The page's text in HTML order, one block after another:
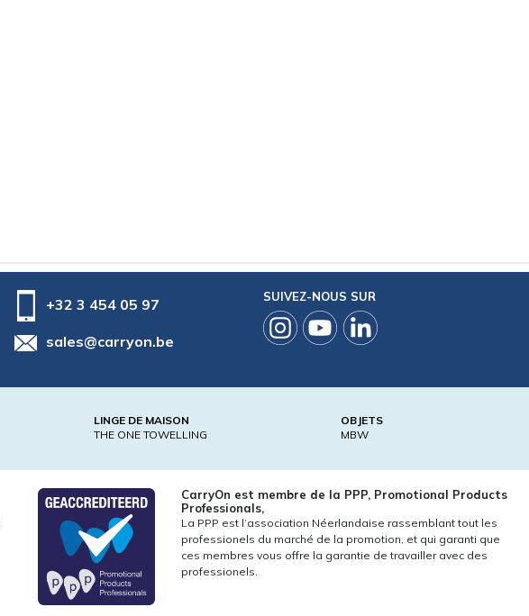
+32 3 454 05 97
sales@carryon.be
SUIVEZ-NOUS SUR
LINGE DE MAISON
THE ONE TOWELLING
OBJETS
MBW
CarryOn est membre de la PPP, Promotional Products
Professionals,
La PPP est l’association Néerlandaise rassemblant tout les
professionels du marché de la promotion, et qui garanti que
ces membres vous offre la garantie de travailler avec des
professionels.